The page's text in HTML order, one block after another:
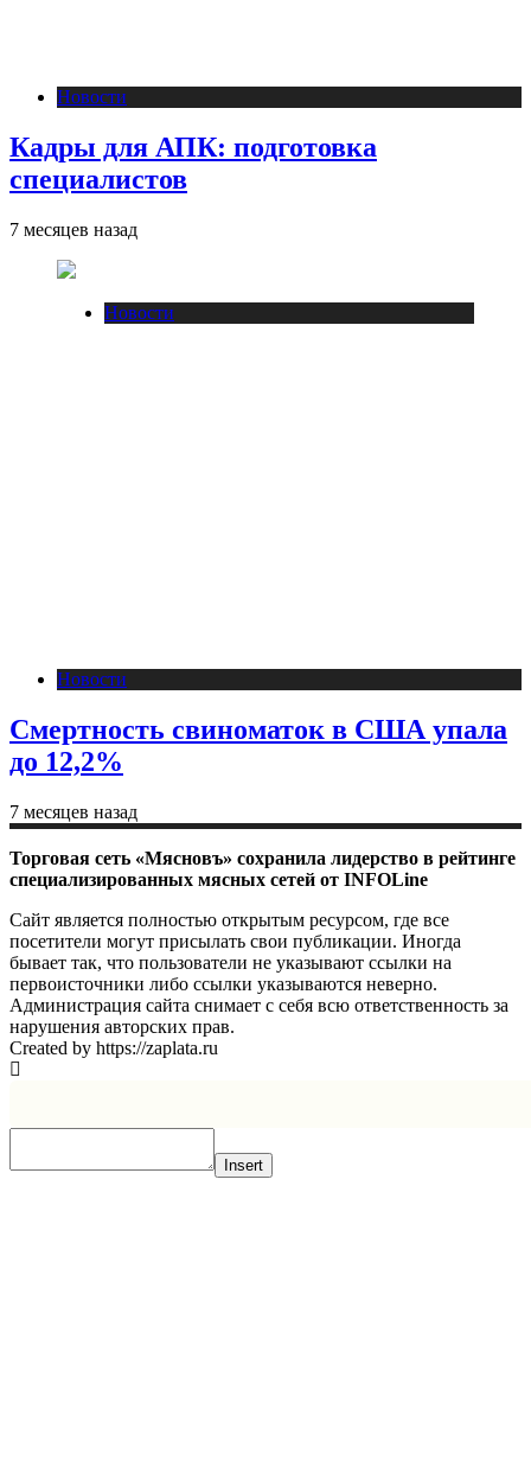
Новости
Кадры для АПК: подготовка
специалистов
7 месяцев назад
Новости
Новости
Смертность свиноматок в США упала
до 12,2%
7 месяцев назад
Торговая сеть «Мясновъ» сохранила лидерство в рейтинге
специализированных мясных сетей от INFOLine
Сайт является полностью открытым ресурсом, где все
посетители могут присылать свои публикации. Иногда
бывает так, что пользователи не указывают ссылки на
первоисточники либо ссылки указываются неверно.
Администрация сайта снимает с себя всю ответственность за
нарушения авторских прав.
Created by https://zaplata.ru
Insert